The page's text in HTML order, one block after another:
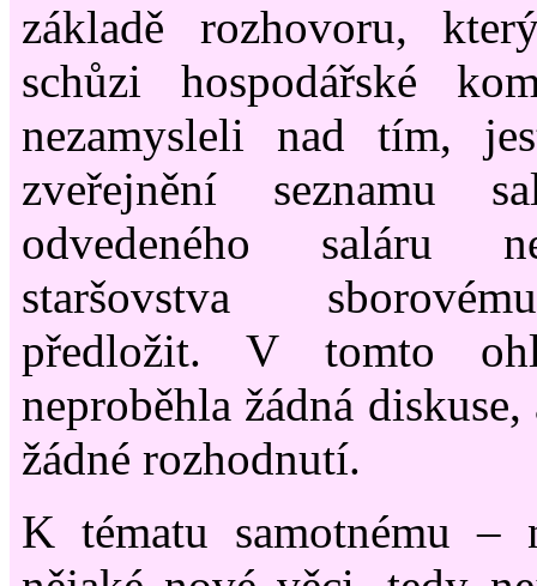
základě rozhovoru,
schůzi hospodářské
nezamysleli nad tím,
zveřejnění seznamu
odvedeného saláru
staršovstva
předložit. V tomto
neproběhla žádná
žádné rozhodnutí.
K tématu samotnému –